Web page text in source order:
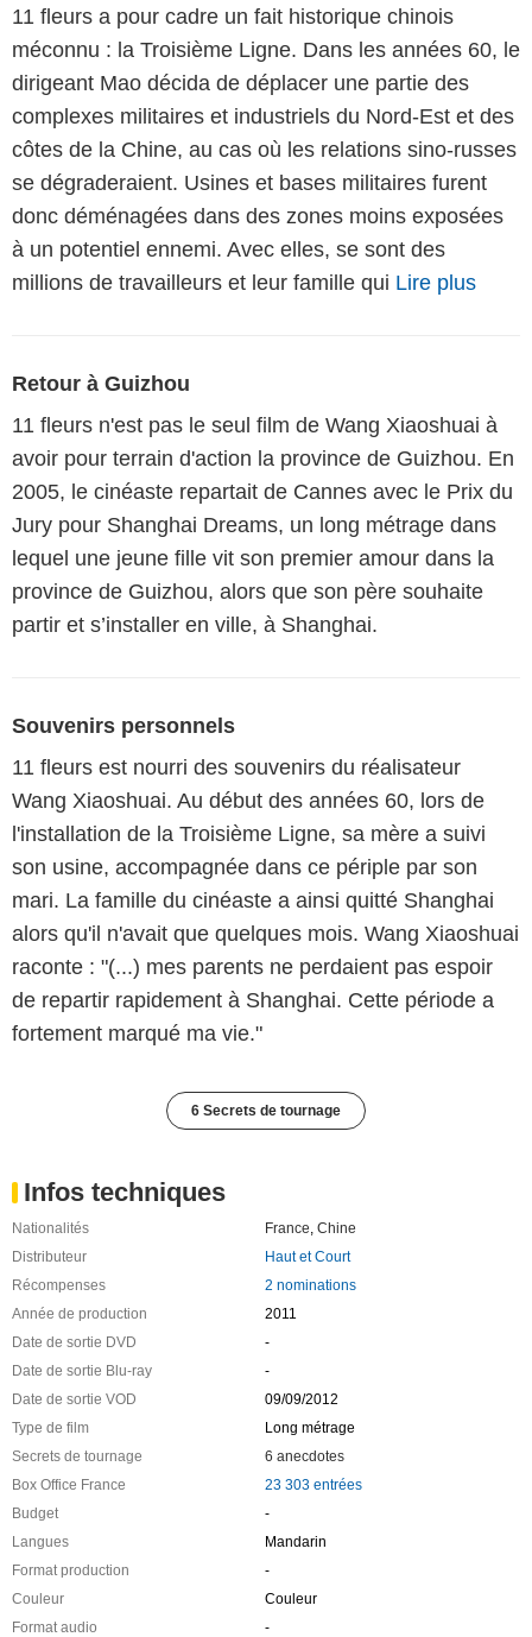
11 fleurs a pour cadre un fait historique chinois
méconnu : la Troisième Ligne. Dans les années 60, le
dirigeant Mao décida de déplacer une partie des
complexes militaires et industriels du Nord-Est et des
côtes de la Chine, au cas où les relations sino-russes
se dégraderaient. Usines et bases militaires furent
donc déménagées dans des zones moins exposées
à un potentiel ennemi. Avec elles, se sont des
millions de travailleurs et leur famille qui Lire plus
Retour à Guizhou
11 fleurs n'est pas le seul film de Wang Xiaoshuai à
avoir pour terrain d'action la province de Guizhou. En
2005, le cinéaste repartait de Cannes avec le Prix du
Jury pour Shanghai Dreams, un long métrage dans
lequel une jeune fille vit son premier amour dans la
province de Guizhou, alors que son père souhaite
partir et s’installer en ville, à Shanghai.
Souvenirs personnels
11 fleurs est nourri des souvenirs du réalisateur
Wang Xiaoshuai. Au début des années 60, lors de
l'installation de la Troisième Ligne, sa mère a suivi
son usine, accompagnée dans ce périple par son
mari. La famille du cinéaste a ainsi quitté Shanghai
alors qu'il n'avait que quelques mois. Wang Xiaoshuai
raconte : "(...) mes parents ne perdaient pas espoir
de repartir rapidement à Shanghai. Cette période a
fortement marqué ma vie."
6 Secrets de tournage
Infos techniques
Nationalités France Chine
Distributeur
Haut et Court
Récompenses
2 nominations
Année de production
2011
Date de sortie DVD
-
Date de sortie Blu-ray
-
Date de sortie VOD
09/09/2012
Type de film
Long métrage
Secrets de tournage
6 anecdotes
Box Office France
23 303 entrées
Budget
-
Langues
Mandarin
Format production
-
Couleur
Couleur
Format audio
-